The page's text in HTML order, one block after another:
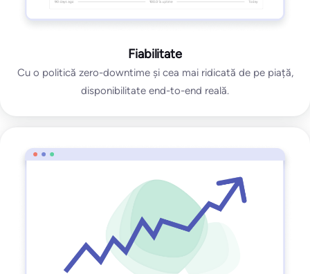
Fiabilitate
Cu o politică zero-downtime și cea mai ridicată de pe piață,
disponibilitate end-to-end reală.